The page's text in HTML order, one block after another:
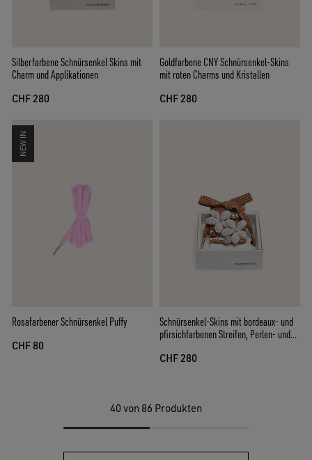
Silberfarbene Schnürsenkel Skins mit
Charm und Applikationen
CHF 280
Goldfarbene CNY Schnürsenkel-Skins
mit roten Charms und Kristallen
CHF 280
NEW IN
Rosafarbener Schnürsenkel Puffy
CHF 80
Schnürsenkel-Skins mit bordeaux- und
pfirsichfarbenen Streifen, Perlen- und
CHF 280
40 von 86 Produkten